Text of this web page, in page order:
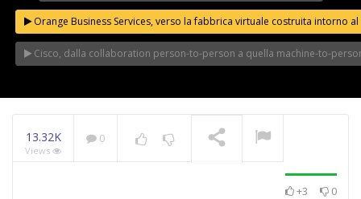
NOW PLAYING
secondo Giulio Sapelli
Orange Business Services, verso la fabbrica virtuale costruita intorno al
Cisco, dalla collaboration person-to-person a quella machine-to-
13.32K
Views
0
+3 0